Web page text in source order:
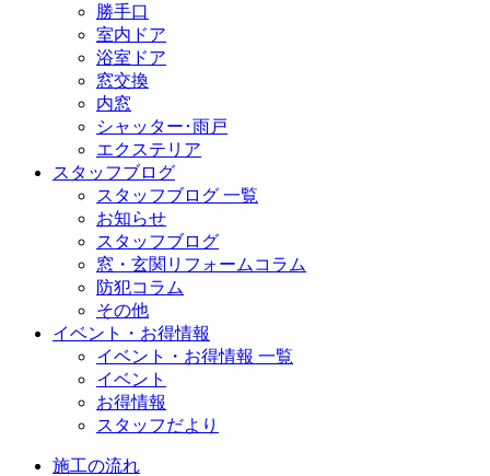
勝手口
室内ドア
浴室ドア
窓交換
内窓
シャッター･雨戸
エクステリア
スタッフブログ
スタッフブログ 一覧
お知らせ
スタッフブログ
窓・玄関リフォームコラム
防犯コラム
その他
イベント・お得情報
イベント・お得情報 一覧
イベント
お得情報
スタッフだより
施工の流れ